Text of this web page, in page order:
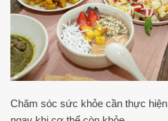
Chăm sóc sức khỏe cần thực hiện